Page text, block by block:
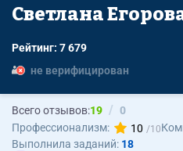
Светлана
Рейтинг: 7 679
не верифицирован
Всего отзывов:19
0
Профессионализм:
10
Выполнила заданий: 18